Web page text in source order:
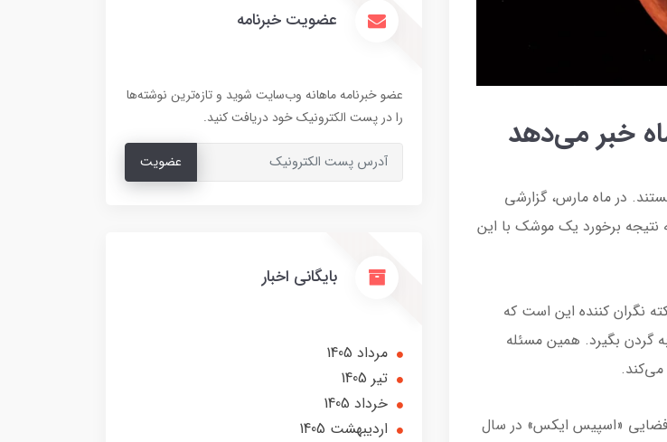
خبر می‌دهد
در ماه مارس، گزارشی
نتیجه برخورد یک موشک با این
نگران کننده این است که
بگیرد. همین مسئله
می‌کند.
فضایی «اسپیس ایکس» در سال
عضویت خبرنامه
عضو خبرنامه ماهانه وب‌سایت شوید و تازه‌ترین نوشته‌ها
را در پست الکترونیک خود دریافت کنید.
عضویت
بایگانی اخبار
مرداد 1405
تير 1405
خرداد 1405
ارديبهشت 1405